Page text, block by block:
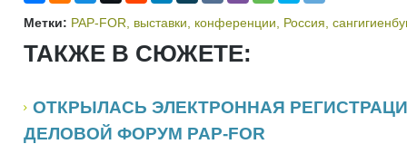
Метки: PAP-FOR выставки конференции Россия
ТАКЖЕ В СЮЖЕТЕ:
ОТКРЫЛАСЬ ЭЛЕКТРОННАЯ
ДЕЛОВОЙ ФОРУМ PAP-FOR